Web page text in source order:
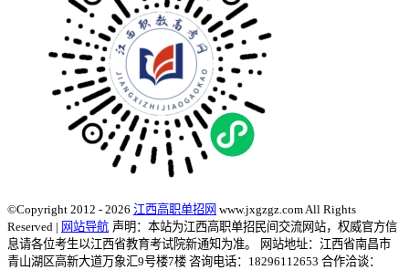
©Copyright 2012 - 2026 江西高职单招网 www.jxgzgz.com All Rights
Reserved | 网站导航 声明：本站为江西高职单招民间交流网站，权威官方信
息请各位考生以江西省教育考试院新通知为准。
网站地址：江西省南昌市
青山湖区高新大道万象汇9号楼7楼 咨询电话：18296112653 合作洽谈：